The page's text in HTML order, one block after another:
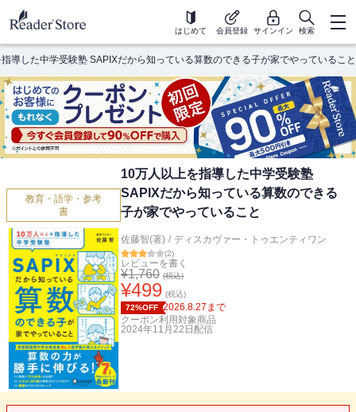
はじめて 会員登録 サインイン 検索
導した中学受験塾 SAPIXだから知っている算数のできる子が家でやっていること
教育・語学・参考
書
10万人以上を指導した中学受験塾
SAPIXだから知っている算数のできる
子が家でやっていること
佐藤智(著) / ディスカヴァー・トゥエンティワン
(2)
レビューを書く
¥1,760 (税込)
¥499 (税込)
72%OFF 2026.8.27 まで
クーポン利用対象商品
2024年11月22日 配信